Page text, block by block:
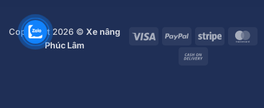
Visa PayPal Stripe
Copyright 2026 © Xe nâng
Phúc Lâm